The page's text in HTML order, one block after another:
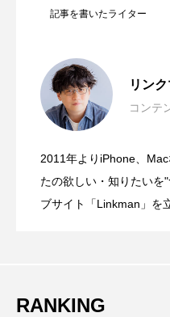
記事を書いたライター
リン
コンテ
2011年よりiPhone、
たの欲しい・知りたいを
ブサイト「Linkman」を
2026.07.27
Appleブー
2026.07.09
切り替え
2026.06.09 「Siri AIは
RANKING